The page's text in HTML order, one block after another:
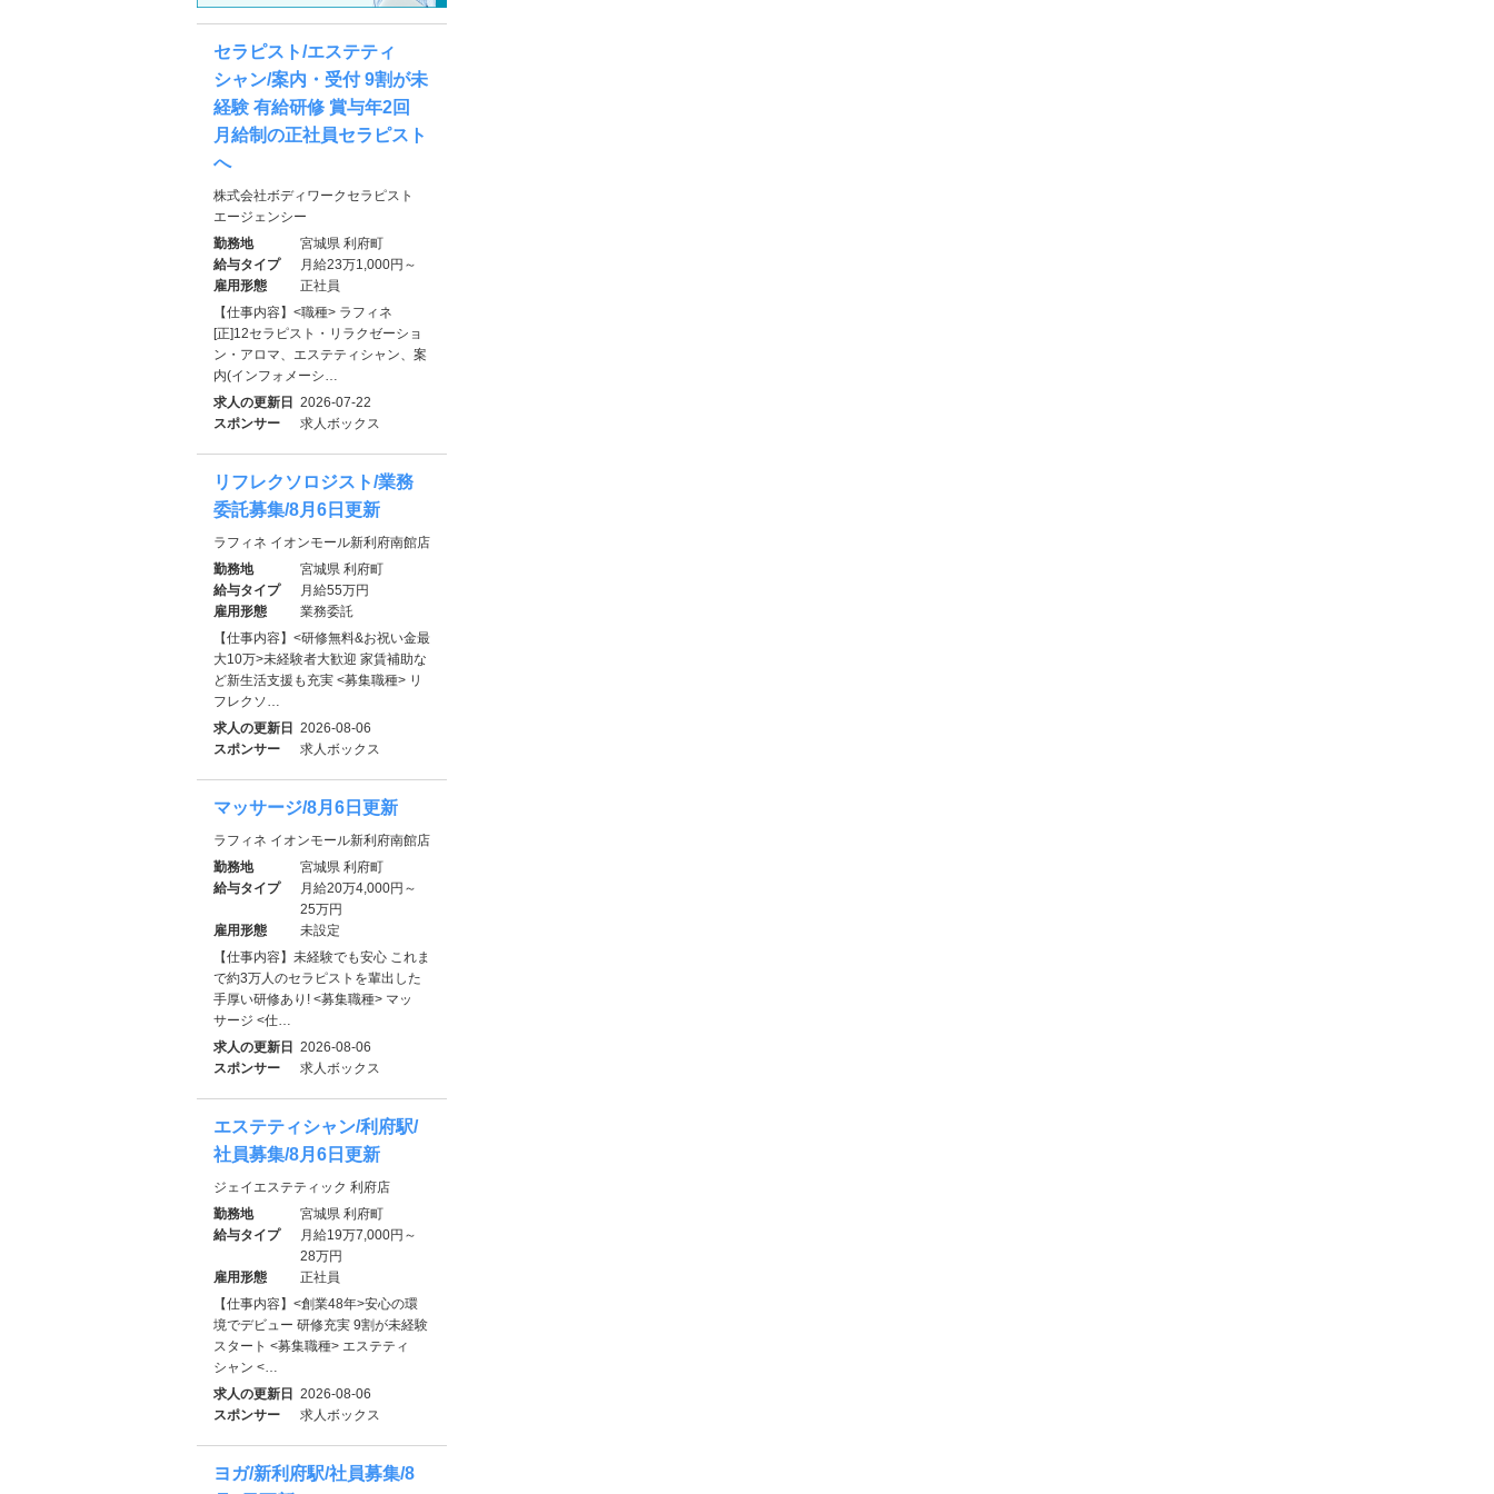
セラピスト/エステティ
シャン/案内・受付 9割が未
経験 有給研修 賞与年2回
月給制の正社員セラピスト
へ
株式会社ボディワークセラピスト
エージェンシー
勤務地
宮城県 利府町
給与タイプ
月給23万1,000円～
雇用形態
正社員
【仕事内容】<職種> ラフィネ
[正]12セラピスト・リラクゼーショ
ン・アロマ、エステティシャン、案
内(インフォメーシ…
求人の更新日 2026-07-22
スポンサー
求人ボックス
リフレクソロジスト/業務
委託募集/8月6日更新
ラフィネ イオンモール新利府南館店
勤務地
宮城県 利府町
給与タイプ
月給55万円
雇用形態
業務委託
【仕事内容】<研修無料&お祝い金最
大10万>未経験者大歓迎 家賃補助な
ど新生活支援も充実 <募集職種> リ
フレクソ…
求人の更新日 2026-08-06
スポンサー
求人ボックス
マッサージ/8月6日更新
ラフィネ イオンモール新利府南館店
勤務地
宮城県 利府町
給与タイプ
月給20万4,000円～
25万円
雇用形態
未設定
【仕事内容】未経験でも安心 これま
で約3万人のセラピストを輩出した
手厚い研修あり! <募集職種> マッ
サージ <仕…
求人の更新日 2026-08-06
スポンサー
求人ボックス
エステティシャン/利府駅/
社員募集/8月6日更新
ジェイエステティック 利府店
勤務地
宮城県 利府町
給与タイプ
月給19万7,000円～
28万円
雇用形態
正社員
【仕事内容】<創業48年>安心の環
境でデビュー 研修充実 9割が未経験
スタート <募集職種> エステティ
シャン <…
求人の更新日 2026-08-06
スポンサー
求人ボックス
ヨガ/新利府駅/社員募集/8